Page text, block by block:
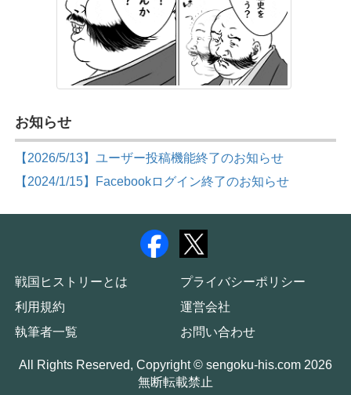
お知らせ
【2026/5/13】ユーザー投稿機能終了のお知らせ
【2024/1/15】Facebookログイン終了のお知らせ
戦国ヒストリーとは
プライバシーポリシー
利用規約
運営会社
執筆者一覧
お問い合わせ
All Rights Reserved, Copyright © sengoku-his.com 2026
無断転載禁止